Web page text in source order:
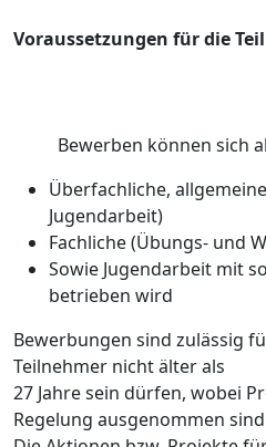
Voraussetzungen für die
Bewerben können sich
Überfachliche,
Jugendarbeit)
Fachliche (Übungs- und
Sowie Jugendarbeit mit
betrieben wird
Bewerbungen sind zulässig
Teilnehmer nicht älter als
27 Jahre sein dürfen, wobei
Regelung ausgenommen